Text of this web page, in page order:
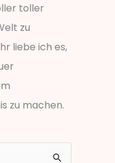
toller
zu
liebe ich es,
zu machen.